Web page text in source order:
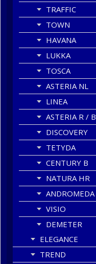
TRAFFIC
TOWN
HAVANA
LUKKA
TOSCA
ASTERIA NL
LINEA
ASTERIA R / B
DISCOVERY
TETYDA
CENTURY B
NATURA HR
ANDROMEDA
VISIO
DEMETER
ELEGANCE
TREND